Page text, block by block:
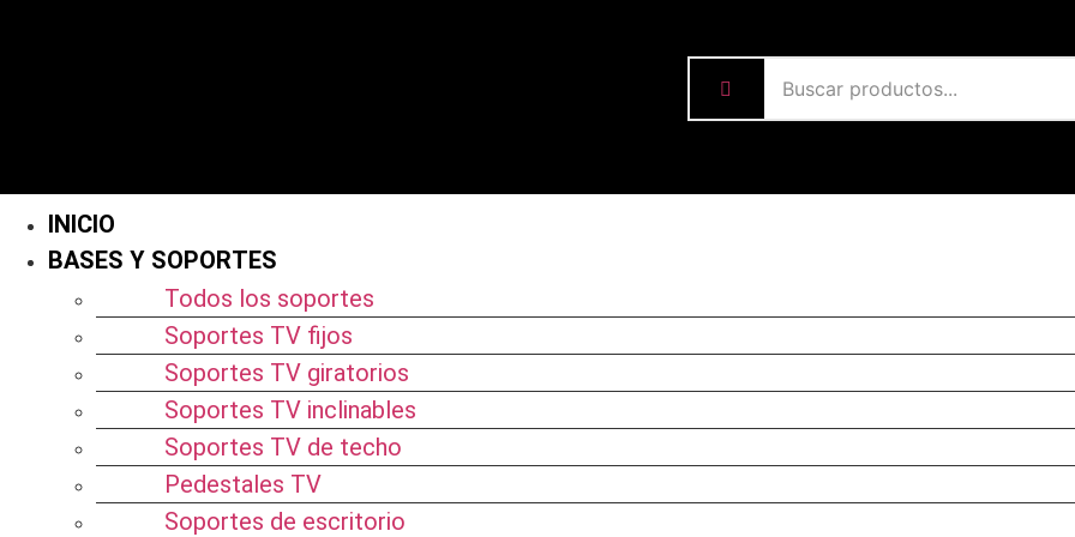
INICIO
BASES Y SOPORTES
Todos los soportes
Soportes TV fijos
Soportes TV giratorios
Soportes TV inclinables
Soportes TV de techo
Pedestales TV
Soportes de escritorio